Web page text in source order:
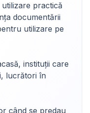
practică
documentării
utilizare pe
instituții care
lucrători în
când se predau